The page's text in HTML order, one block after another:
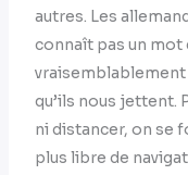
autres. Les
connaît pas un mot
vraisemblablement
qu’ils nous jettent.
ni distancer, on se
plus libre de